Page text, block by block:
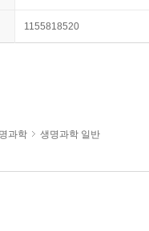
1155818520
과학 생명과학 일반